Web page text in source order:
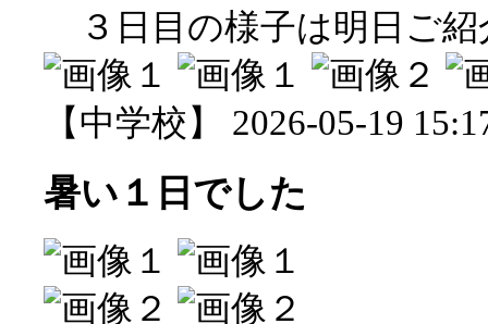
３日目の様子は明日ご紹
【中学校】 2026-05-19
暑い１日でした